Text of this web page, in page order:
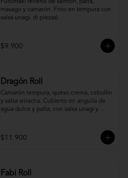
Futomaki relleno de salmón, palta,
masago y camarón. Frito en tempura con
salsa unagi. (6 piezas)
$9.900
Dragón Roll
Camarón tempura, queso crema, cebollín
y salsa sriracha. Cubierto en anguila de
agua dulce y palta, con salsa unagi y
$11.900
Fabi Roll